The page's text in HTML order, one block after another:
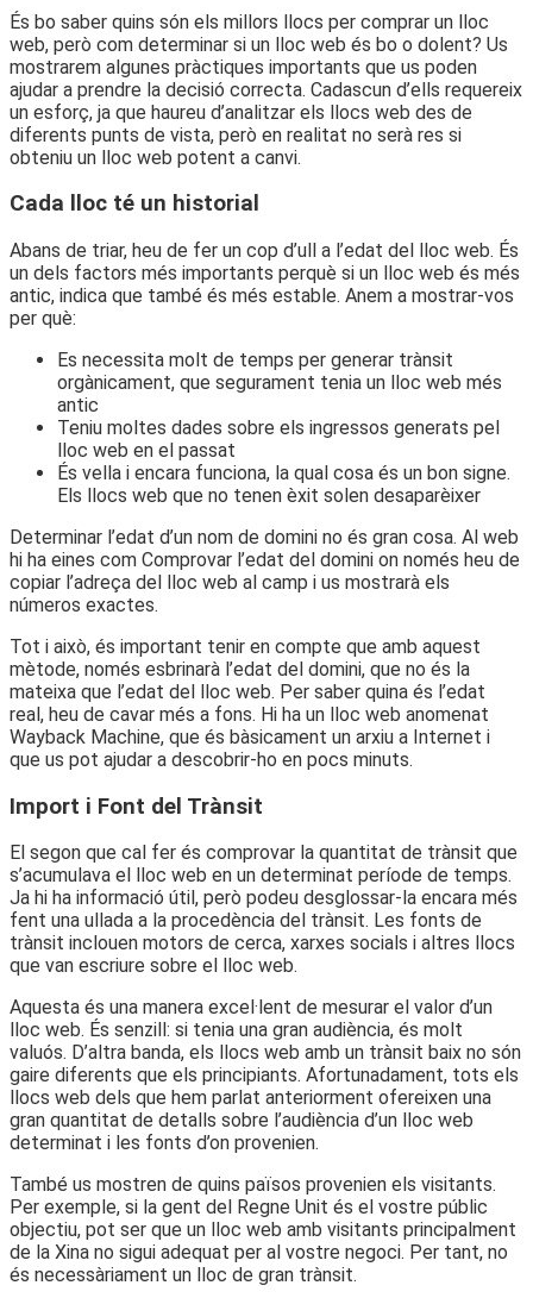
És bo saber quins són els millors llocs per comprar un lloc
web, però com determinar si un lloc web és bo o dolent? Us
mostrarem algunes pràctiques importants que us poden
ajudar a prendre la decisió correcta. Cadascun d’ells requereix
un esforç, ja que haureu d’analitzar els llocs web des de
diferents punts de vista, però en realitat no serà res si
obteniu un lloc web potent a canvi.
Cada lloc té un historial
Abans de triar, heu de fer un cop d’ull a l’edat del lloc web. És
un dels factors més importants perquè si un lloc web és més
antic, indica que també és més estable. Anem a mostrar-vos
per què:
Es necessita molt de temps per generar trànsit
orgànicament, que segurament tenia un lloc web més
antic
Teniu moltes dades sobre els ingressos generats pel
lloc web en el passat
És vella i encara funciona, la qual cosa és un bon signe.
Els llocs web que no tenen èxit solen desaparèixer
Determinar l’edat d’un nom de domini no és gran cosa. Al web
hi ha eines com Comprovar l’edat del domini on només heu de
copiar l’adreça del lloc web al camp i us mostrarà els
números exactes.
Tot i això, és important tenir en compte que amb aquest
mètode, només esbrinarà l’edat del domini, que no és la
mateixa que l’edat del lloc web. Per saber quina és l’edat
real, heu de cavar més a fons. Hi ha un lloc web anomenat
Wayback Machine, que és bàsicament un arxiu a Internet i
que us pot ajudar a descobrir-ho en pocs minuts.
Import i Font del Trànsit
El segon que cal fer és comprovar la quantitat de trànsit que
s’acumulava el lloc web en un determinat període de temps.
Ja hi ha informació útil, però podeu desglossar-la encara més
fent una ullada a la procedència del trànsit. Les fonts de
trànsit inclouen motors de cerca, xarxes socials i altres llocs
que van escriure sobre el lloc web.
Aquesta és una manera excel·lent de mesurar el valor d’un
lloc web. És senzill: si tenia una gran audiència, és molt
valuós. D’altra banda, els llocs web amb un trànsit baix no són
gaire diferents que els principiants. Afortunadament, tots els
llocs web dels que hem parlat anteriorment ofereixen una
gran quantitat de detalls sobre l’audiència d’un lloc web
determinat i les fonts d’on provenien.
També us mostren de quins països provenien els visitants.
Per exemple, si la gent del Regne Unit és el vostre públic
objectiu, pot ser que un lloc web amb visitants principalment
de la Xina no sigui adequat per al vostre negoci. Per tant, no
és necessàriament un lloc de gran trànsit.